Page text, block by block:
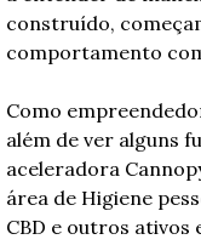
construído,
comportamento
Como
além de ver alguns
aceleradora
área de Higiene
CBD e outros ativos